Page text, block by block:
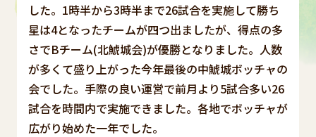
した。1時半から3時半まで26試合を実施して勝ち
星は4となったチームが四つ出ましたが、得点の多
さでBチーム(北鯱城会)が優勝となりました。人数
が多くて盛り上がった今年最後の中鯱城ボッチャの
会でした。手際の良い運営で前月より5試合多い26
試合を時間内で実施できました。各地でボッチャが
広がり始めた一年でした。